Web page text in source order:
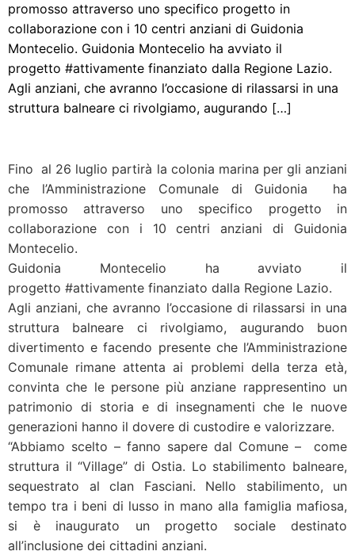
promosso attraverso uno specifico progetto in
collaborazione con i 10 centri anziani di Guidonia
Montecelio. Guidonia Montecelio ha avviato il
progetto #attivamente finanziato dalla Regione Lazio.
Agli anziani, che avranno l’occasione di rilassarsi in una
struttura balneare ci rivolgiamo, augurando […]
Fino al 26 luglio partirà la colonia marina per gli anziani
che l’Amministrazione Comunale di Guidonia ha
promosso attraverso uno specifico progetto in
collaborazione con i 10 centri anziani di Guidonia
Montecelio.
Guidonia Montecelio ha avviato il
progetto #attivamente finanziato dalla Regione Lazio.
Agli anziani, che avranno l’occasione di rilassarsi in una
struttura balneare ci rivolgiamo, augurando buon
divertimento e facendo presente che l’Amministrazione
Comunale rimane attenta ai problemi della terza età,
convinta che le persone più anziane rappresentino un
patrimonio di storia e di insegnamenti che le nuove
generazioni hanno il dovere di custodire e valorizzare.
“Abbiamo scelto – fanno sapere dal Comune – come
struttura il “Village” di Ostia. Lo stabilimento balneare,
sequestrato al clan Fasciani. Nello stabilimento, un
tempo tra i beni di lusso in mano alla famiglia mafiosa,
si è inaugurato un progetto sociale destinato
all’inclusione dei cittadini anziani.